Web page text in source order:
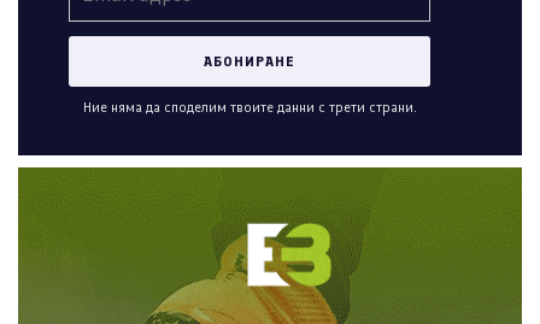
Ние няма да споделим твоите данни с трети страни.